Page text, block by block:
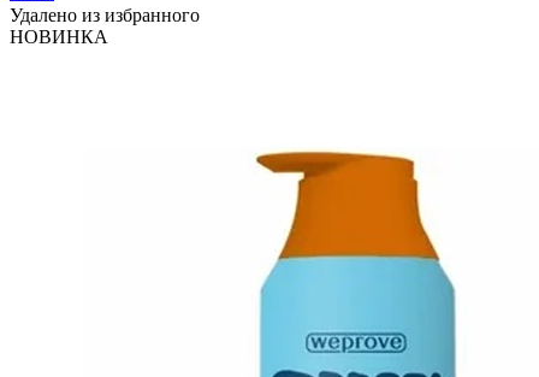
Удалено из избранного
НОВИНКА